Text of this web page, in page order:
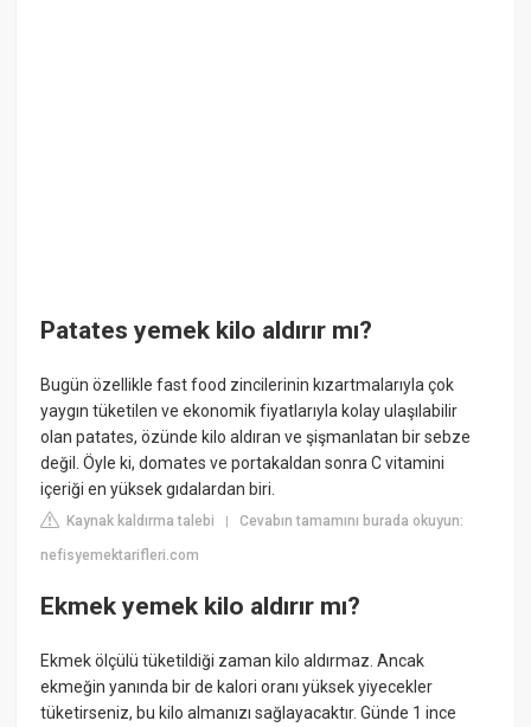
Patates yemek kilo aldırır mı?
Bugün özellikle fast food zincilerinin kızartmalarıyla çok
yaygın tüketilen ve ekonomik fiyatlarıyla kolay ulaşılabilir
olan patates, özünde kilo aldıran ve şişmanlatan bir sebze
değil. Öyle ki, domates ve portakaldan sonra C vitamini
içeriği en yüksek gıdalardan biri.
Kaynak kaldırma talebi |Cevabın tamamını burada okuyun:
nefisyemektarifleri.com
Ekmek yemek kilo aldırır mı?
Ekmek ölçülü tüketildiği zaman kilo aldırmaz. Ancak
ekmeğin yanında bir de kalori oranı yüksek yiyecekler
tüketirseniz, bu kilo almanızı sağlayacaktır. Günde 1 ince